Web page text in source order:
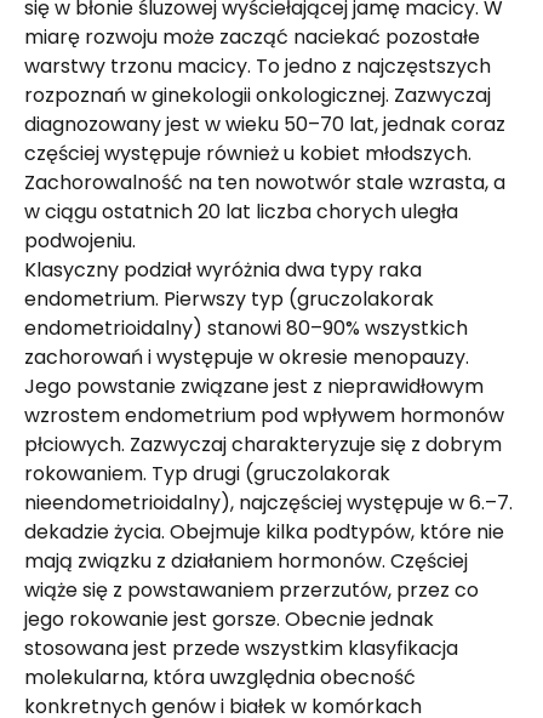
Badania kliniczne
Narodowa Strategia Onkologiczna
Wyszukiwarka
się w błonie śluzowej wyściełającej jamę macicy. W
miarę rozwoju może zacząć naciekać pozostałe
warstwy trzonu macicy. To jedno z najczęstszych
rozpoznań w ginekologii onkologicznej. Zazwyczaj
diagnozowany jest w wieku 50–70 lat, jednak coraz
częściej występuje również u kobiet młodszych.
Zachorowalność na ten nowotwór stale wzrasta, a
w ciągu ostatnich 20 lat liczba chorych uległa
podwojeniu.
Klasyczny podział wyróżnia dwa typy raka
endometrium. Pierwszy typ (gruczolakorak
endometrioidalny) stanowi 80–90% wszystkich
zachorowań i występuje w okresie menopauzy.
Jego powstanie związane jest z nieprawidłowym
wzrostem endometrium pod wpływem hormonów
płciowych. Zazwyczaj charakteryzuje się z dobrym
rokowaniem. Typ drugi (gruczolakorak
nieendometrioidalny), najczęściej występuje w 6.–7.
dekadzie życia. Obejmuje kilka podtypów, które nie
mają związku z działaniem hormonów. Częściej
wiąże się z powstawaniem przerzutów, przez co
jego rokowanie jest gorsze. Obecnie jednak
stosowana jest przede wszystkim klasyfikacja
molekularna, która uwzględnia obecność
konkretnych genów i białek w komórkach